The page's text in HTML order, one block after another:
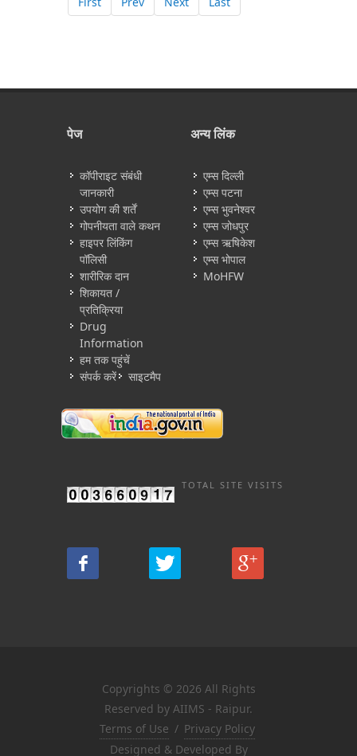
पेज
कॉपीराइट संबंधी
जानकारी
उपयोग की शर्तें
गोपनीयता वाले कथन
हाइपर लिंकिंग
पॉलिसी
शारीरिक दान
शिकायत /
प्रतिक्रिया
Drug
Information
हम तक पहुंचें
संपर्क करें
साइटमैप
अन्य लिंक
एम्स दिल्ली
एम्स पटना
एम्स भुवनेश्वर
एम्स जोधपुर
एम्स ऋषिकेश
एम्स भोपाल
MoHFW
TOTAL SITE VISITS
Copyrights © 2026 All Rights
Reserved by AIIMS - Raipur.
Terms of Use / Privacy Policy
Designed & Developed By